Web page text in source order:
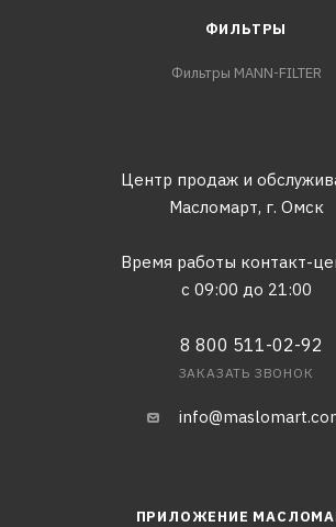
ФИЛЬТРЫ
Фильтры MANN-FILTER
Центр продаж и
Масломарт, г. Омск
Время работы контакт-
с 09:00 до 21:00
8 800 511-02-92
ЗАКАЗАТЬ ЗВОНОК
ПРИЛОЖЕНИЕ